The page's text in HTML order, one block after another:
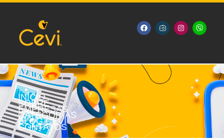
INÍCIO
SOBRE
EMPRESAS
CATEGORIAS
BLOG CEVI
CONTATOS